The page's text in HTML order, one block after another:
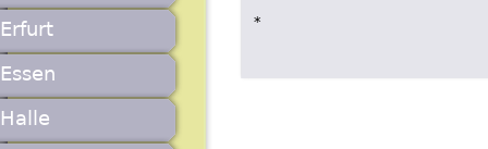
*
Erfurt
Essen
Halle